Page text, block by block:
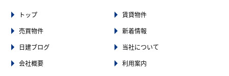
トップ
賃貸物件
売買物件
新着情報
日建ブログ
当社について
会社概要
利用案内